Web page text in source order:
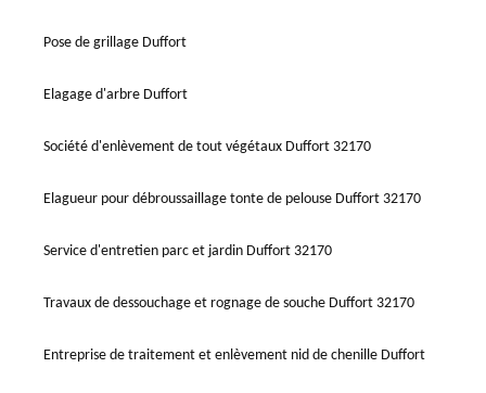
Pose de grillage Duffort
Elagage d'arbre Duffort
Société d'enlèvement de tout végétaux Duffort 32170
Elagueur pour débroussaillage tonte de pelouse Duffort 32170
Service d'entretien parc et jardin Duffort 32170
Travaux de dessouchage et rognage de souche Duffort 32170
Entreprise de traitement et enlèvement nid de chenille Duffort